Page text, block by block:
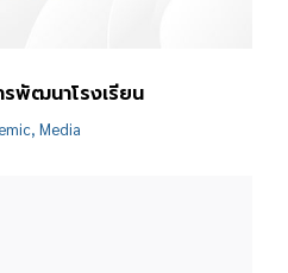
พัฒนาโรงเรียน
, Media